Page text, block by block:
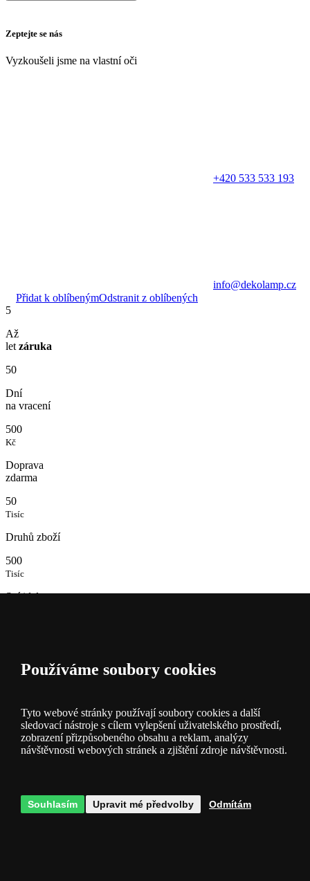
Zeptejte se nás
Vyzkoušeli jsme na vlastní oči
+420 533 533 193
info@dekolamp.cz
Přidat k oblíbenýmOdstranit z oblíbených
5
Až
let záruka
50
Dní
na vracení
500
Kč
Doprava
zdarma
50
Tisíc
Druhů zboží
500
Tisíc
Svítidel
Popis a
parametry
Používáme soubory cookies
Tyto webové stránky používají soubory cookies a další
sledovací nástroje s cílem vylepšení uživatelského prostředí,
zobrazení přizpůsobeného obsahu a reklam, analýzy
návštěvnosti webových stránek a zjištění zdroje návštěvnosti.
Souhlasím Upravit mé předvolby Odmítám